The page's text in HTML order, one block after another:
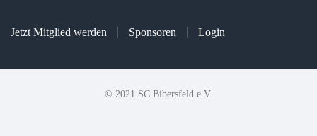
Jetzt Mitglied werden Sponsoren Login
© 2021 SC Bibersfeld e.V.